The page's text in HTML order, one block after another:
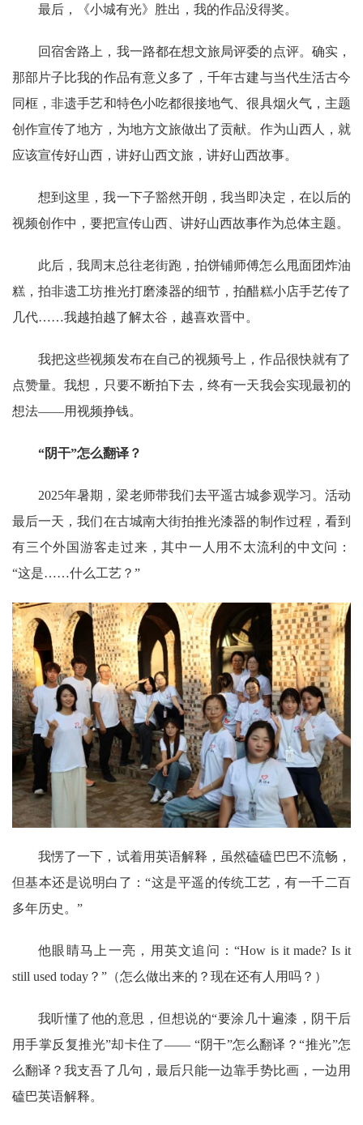
最后，《小城有光》胜出，我的作品没得奖。
回宿舍路上，我一路都在想文旅局评委的点评。确实，
那部片子比我的作品有意义多了，千年古建与当代生活古今
同框，非遗手艺和特色小吃都很接地气、很具烟火气，主题
创作宣传了地方，为地方文旅做出了贡献。作为山西人，就
应该宣传好山西，讲好山西文旅，讲好山西故事。
想到这里，我一下子豁然开朗，我当即决定，在以后的
视频创作中，要把宣传山西、讲好山西故事作为总体主题。
此后，我周末总往老街跑，拍饼铺师傅怎么甩面团炸油
糕，拍非遗工坊推光打磨漆器的细节，拍醋糕小店手艺传了
几代……我越拍越了解太谷，越喜欢晋中。
我把这些视频发布在自己的视频号上，作品很快就有了
点赞量。我想，只要不断拍下去，终有一天我会实现最初的
想法——用视频挣钱。
“阴干”怎么翻译？
2025年暑期，梁老师带我们去平遥古城参观学习。活动
最后一天，我们在古城南大街拍推光漆器的制作过程，看到
有三个外国游客走过来，其中一人用不太流利的中文问：
“这是……什么工艺？”
我愣了一下，试着用英语解释，虽然磕磕巴巴不流畅，
但基本还是说明白了：“这是平遥的传统工艺，有一千二百
多年历史。”
他眼睛马上一亮，用英文追问：“How is it made? Is it
still used today？”（怎么做出来的？现在还有人用吗？）
我听懂了他的意思，但想说的“要涂几十遍漆，阴干后
用手掌反复推光”却卡住了—— “阴干”怎么翻译？“推光”怎
么翻译？我支吾了几句，最后只能一边靠手势比画，一边用
磕巴英语解释。